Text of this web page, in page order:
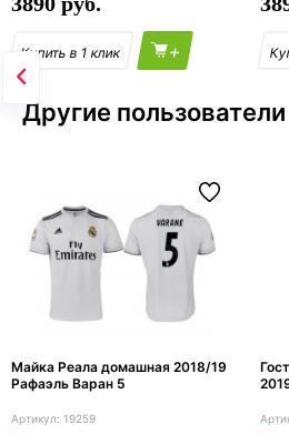
+
Другие
Майка Реала домашная 2018/19
Рафаэль Варан 5
19259